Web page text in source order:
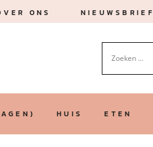
ONS NIEUWSBRIEF
HUIS ETEN